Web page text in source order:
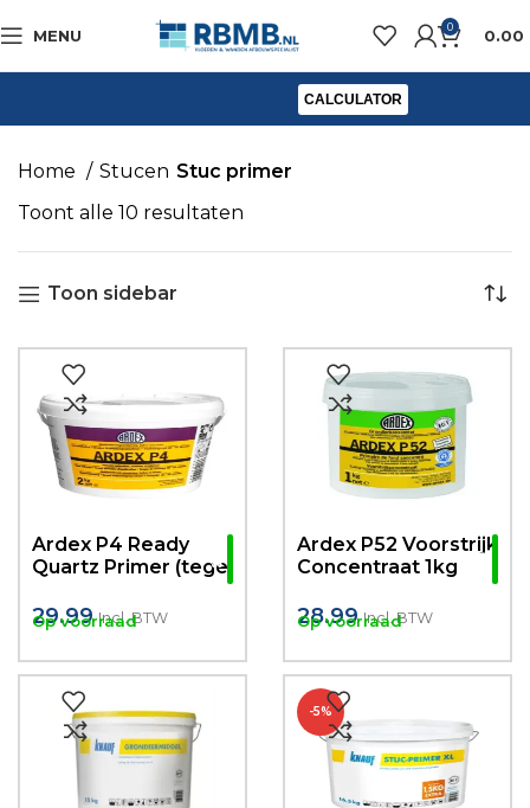
MENU 0 0.00
CALCULATOR
Home Stucen Stuc primer
Toont alle 10 resultaten
Toon sidebar
Ardex P4 Ready
Quartz Primer (tegel
29.99 Incl. BTW
Op voorraad
Ardex P52 Voorstrijk
Concentraat 1kg
28.99 Incl. BTW
Op voorraad
-5%